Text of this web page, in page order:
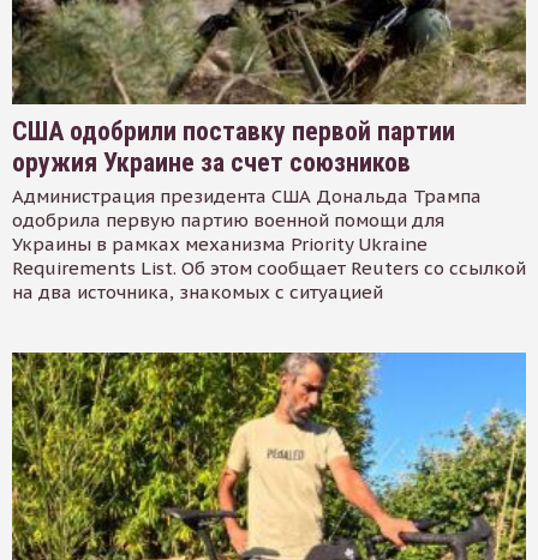
США одобрили поставку первой партии
оружия Украине за счет союзников
Администрация президента США Дональда Трампа
одобрила первую партию военной помощи для
Украины в рамках механизма Priority Ukraine
Requirements List. Об этом сообщает Reuters со ссылкой
на два источника, знакомых с ситуацией